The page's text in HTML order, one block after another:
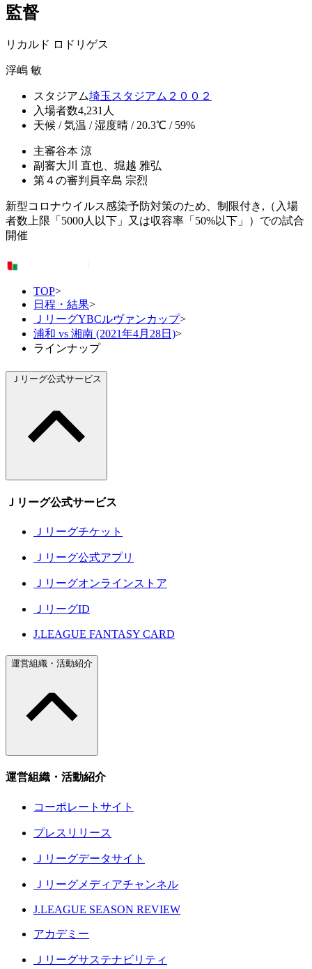
監督
リカルド ロドリゲス
浮嶋 敏
スタジアム埼玉スタジアム２００２
入場者数4,231人
天候 / 気温 / 湿度晴 / 20.3℃ / 59%
主審谷本 涼
副審大川 直也、堀越 雅弘
第４の審判員辛島 宗烈
新型コロナウイルス感染予防対策のため、制限付き,（入場
者数上限「5000人以下」又は収容率「50%以下」）での試合
開催
TOP>
日程・結果>
ＪリーグYBCルヴァンカップ>
浦和 vs 湘南 (2021年4月28日)>
ラインナップ
Ｊリーグ公式サービス
Ｊリーグ公式サービス
Ｊリーグチケット
Ｊリーグ公式アプリ
Ｊリーグオンラインストア
ＪリーグID
J.LEAGUE FANTASY CARD
運営組織・活動紹介
運営組織・活動紹介
コーポレートサイト
プレスリリース
Ｊリーグデータサイト
Ｊリーグメディアチャンネル
J.LEAGUE SEASON REVIEW
アカデミー
Ｊリーグサステナビリティ